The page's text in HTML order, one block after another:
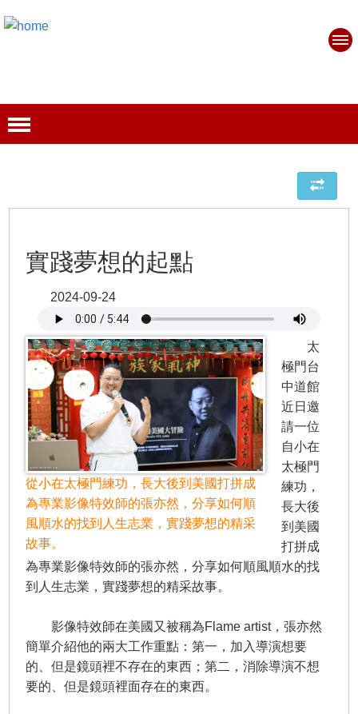
實踐夢想的起點
2024-09-24
從小在太極門練功，長大後到美國打拼成
為專業影像特效師的張亦然，分享如何順
風順水的找到人生志業，實踐夢想的精采
故事。
太
極門台
中道館
近日邀
請一位
自小在
太極門
練功，
長大後
到美國
打拼成
為專業影像特效師的張亦然，分享如何順風順水的找
到人生志業，實踐夢想的精采故事。
影像特效師在美國又被稱為Flame artist，張亦然
簡單介紹他的兩大工作重點：第一，加入導演想要
的、但是鏡頭裡不存在的東西；第二，消除導演不想
要的、但是鏡頭裡面存在的東西。